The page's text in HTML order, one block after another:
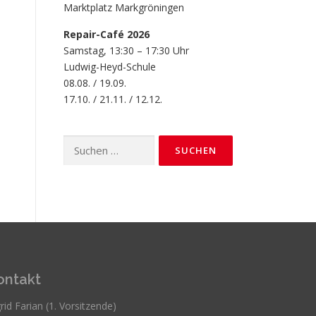
Marktplatz Markgröningen
Repair-Café 2026
Samstag, 13:30 – 17:30 Uhr
Ludwig-Heyd-Schule
08.08. / 19.09.
17.10. / 21.11. / 12.12.
Farian (1. Vorsitzende)